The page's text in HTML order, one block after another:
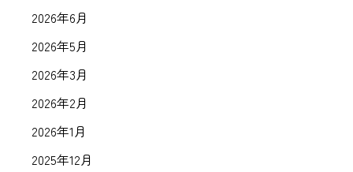
2026年6月
2026年5月
2026年3月
2026年2月
2026年1月
2025年12月